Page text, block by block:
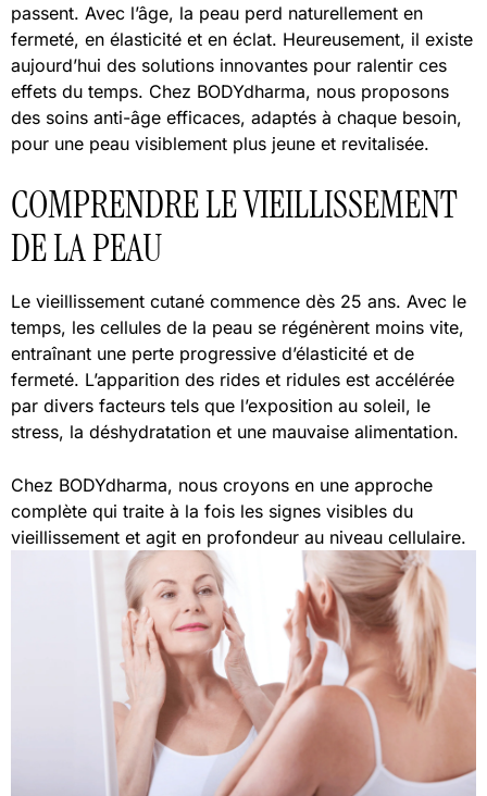
passent. Avec l’âge, la peau perd naturellement en
fermeté, en élasticité et en éclat. Heureusement, il existe
aujourd’hui des solutions innovantes pour ralentir ces
effets du temps. Chez BODYdharma, nous proposons
des soins anti-âge efficaces, adaptés à chaque besoin,
pour une peau visiblement plus jeune et revitalisée.
COMPRENDRE LE VIEILLISSEMENT
DE LA PEAU
Le vieillissement cutané commence dès 25 ans. Avec le
temps, les cellules de la peau se régénèrent moins vite,
entraînant une perte progressive d’élasticité et de
fermeté. L’apparition des rides et ridules est accélérée
par divers facteurs tels que l’exposition au soleil, le
stress, la déshydratation et une mauvaise alimentation.
Chez BODYdharma, nous croyons en une approche
complète qui traite à la fois les signes visibles du
vieillissement et agit en profondeur au niveau cellulaire.